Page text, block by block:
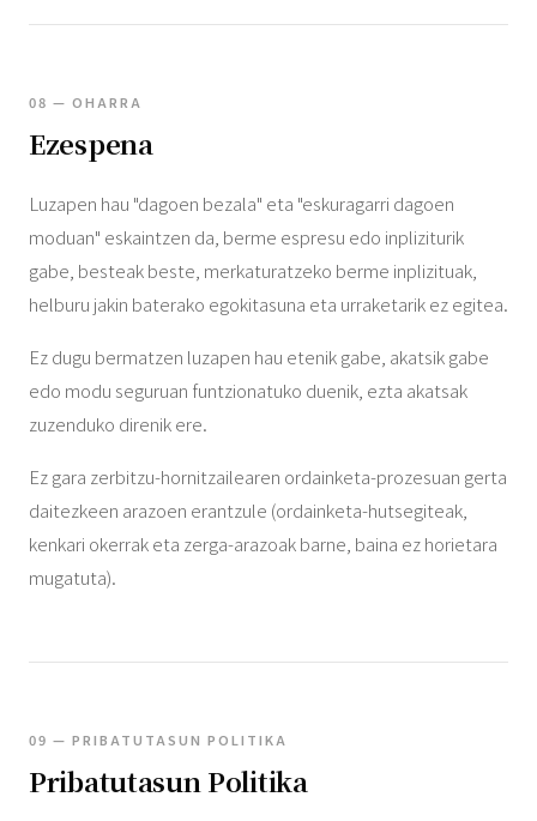
08 — OHARRA
Ezespena
Luzapen hau "dagoen bezala" eta "eskuragarri dagoen
moduan" eskaintzen da, berme espresu edo inpliziturik
gabe, besteak beste, merkaturatzeko berme inplizituak,
helburu jakin baterako egokitasuna eta urraketarik ez egitea.
Ez dugu bermatzen luzapen hau etenik gabe, akatsik gabe
edo modu seguruan funtzionatuko duenik, ezta akatsak
zuzenduko direnik ere.
Ez gara zerbitzu-hornitzailearen ordainketa-prozesuan gerta
daitezkeen arazoen erantzule (ordainketa-hutsegiteak,
kenkari okerrak eta zerga-arazoak barne, baina ez horietara
mugatuta).
09 — PRIBATUTASUN POLITIKA
Pribatutasun Politika